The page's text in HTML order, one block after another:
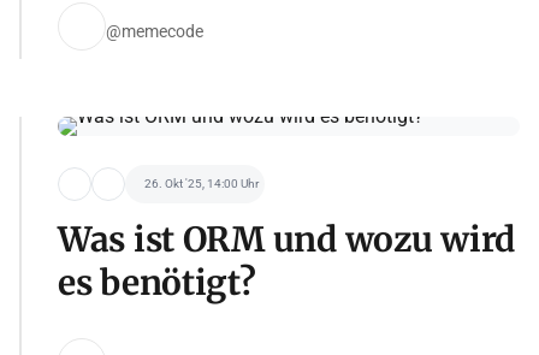
@memecode
26. Okt '25, 14:00 Uhr
Was ist ORM und wozu wird
es benötigt?